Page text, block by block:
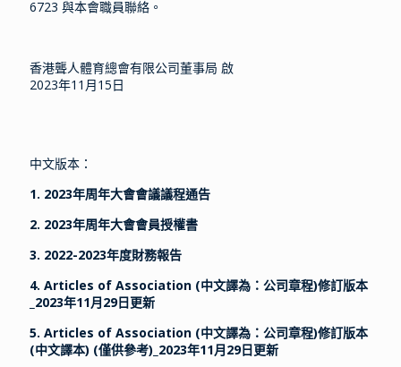
6723 與本會職員聯絡。
香港聾人體育總會有限公司董事局 啟
2023年11月15日
中文版本：
1. 2023年周年大會會議議程通告
2. 2023年周年大會會員授權書
3. 2022-2023年度財務報告
4. Articles of Association (中文譯為：公司章程)修訂版本
_2023年11月29日更新
5. Articles of Association (中文譯為：公司章程)修訂版本
(中文譯本) (僅供參考)_2023年11月29日更新